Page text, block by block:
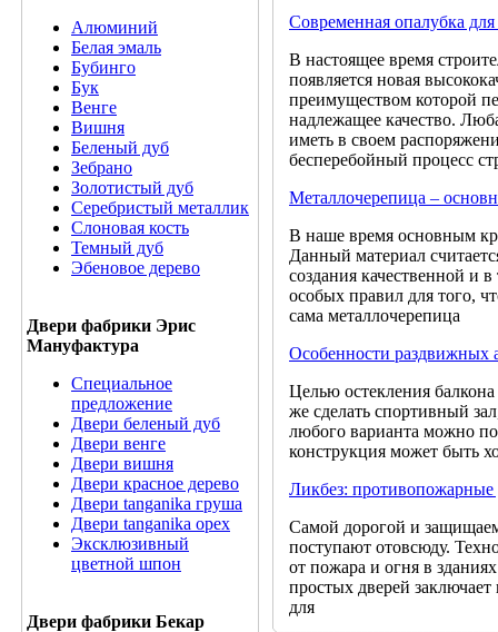
Алюминий
Белая эмаль
Бубинго
Бук
Венге
Вишня
Беленый дуб
Зебрано
Золотистый дуб
Серебристый металлик
Слоновая кость
Темный дуб
Эбеновое дерево
Двери фабрики Эрис
Мануфактура
Специальное
предложение
Двери беленый дуб
Двери венге
Двери вишня
Двери красное дерево
Двери tanganika груша
Двери tanganika oрех
Эксклюзивный
цветной шпон
Двери фабрики Бекар
Современная опалубка
В настоящее время
появляется новая
преимуществом которой
надлежащее качество.
иметь в своем
бесперебойный процесс
Металлочерепица –
В наше время основным
Данный материал
создания качественной и
особых правил для того,
сама металлочерепица
Особенности раздвижных
Целью остекления
же сделать спортивный
любого варианта можно
конструкция может быть
Ликбез: противопожарные
Самой дорогой и
поступают отовсюду.
от пожара и огня в
простых дверей
для